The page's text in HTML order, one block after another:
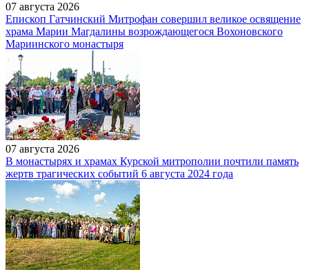
07 августа 2026
Епископ Гатчинский Митрофан совершил великое освящение
храма Марии Магдалины возрождающегося Вохоновского
Мариинского монастыря
07 августа 2026
В монастырях и храмах Курской митрополии почтили память
жертв трагических событий 6 августа 2024 года